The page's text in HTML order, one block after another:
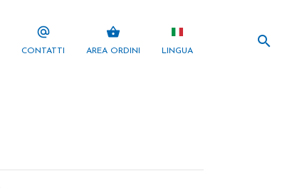
search
alternate_email
CONTATTI
shopping_basket
AREA ORDINI LINGUA